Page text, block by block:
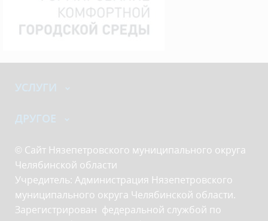
УСЛУГИ
ДРУГОЕ
© Сайт Нязепетровского муниципального округа
Челябинской области
Учредитель: Администрация Нязепетровского
муниципального округа Челябинской области.
Зарегистрирован федеральной службой по